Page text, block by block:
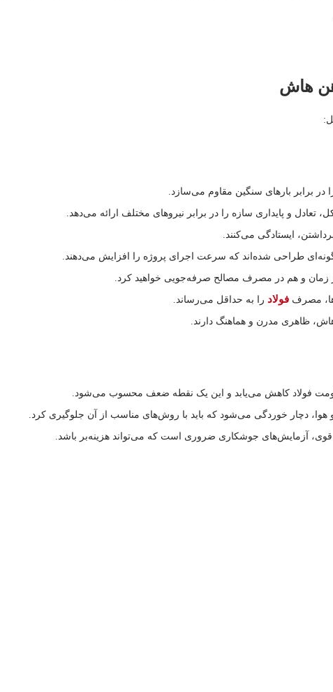
هاش
ایستادگی می‌کنند.
طراحی شده‌اند که سرعت اجرای پروژه را افزایش می‌دهند.
زمان و هم در مصرف مصالح صرفه‌جویی خواهید کرد.
مصرف فولاد را به حداقل می‌رساند.
ظاهری مدرن و هماهنگ دارند.
فولاد کاهش می‌یابد و این یک نقطه ضعف محسوب می‌شود.
دچار خوردگی می‌شود که باید با روش‌های مناسب از آن جلوگیری کرد.
قوی، آزمایش‌های جوشکاری ضروری است که می‌تواند هزینه‌بر باشد.